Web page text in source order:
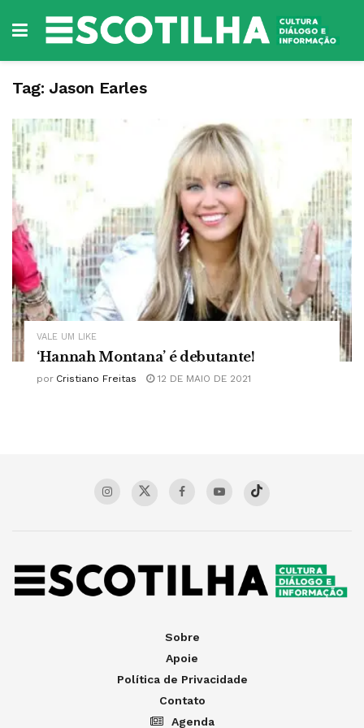
Tag: Jason Earles
VALE UM LIKE
‘Hannah Montana’ é debutante!
por Cristiano Freitas 12 DE MAIO DE 2021
Sobre
Apoie
Política de Privacidade
Contato
Agenda